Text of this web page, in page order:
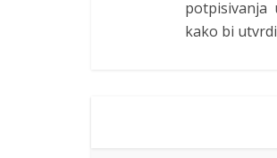
potpisivanja
kako bi